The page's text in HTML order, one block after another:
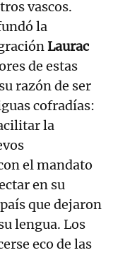
vascos.
la
Laurac
de estas
razón de ser
cofradías:
la
el mandato
en su
que dejaron
lengua. Los
eco de las